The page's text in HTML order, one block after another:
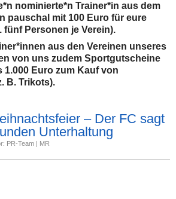
nominierte*n Trainer*in aus dem
pauschal mit 100 Euro für eure
fünf Personen je Verein).
aus den Vereinen unseres
von uns zudem Sportgutscheine
1.000 Euro zum Kauf von
B. Trikots).
– Der FC sagt
Unterhaltung
PR-Team | MR